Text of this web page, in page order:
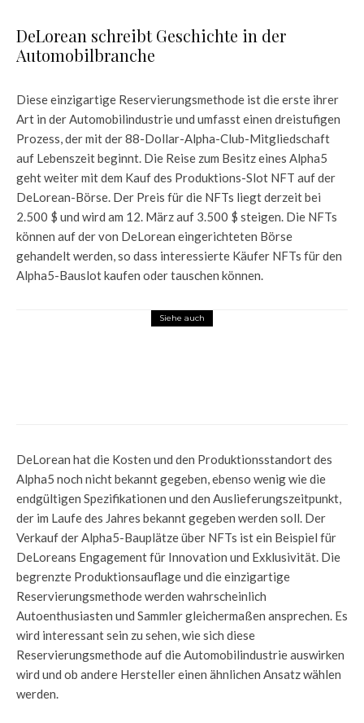
DeLorean schreibt Geschichte in der
Automobilbranche
Diese einzigartige Reservierungsmethode ist die erste ihrer
Art in der Automobilindustrie und umfasst einen dreistufigen
Prozess, der mit der 88-Dollar-Alpha-Club-Mitgliedschaft
auf Lebenszeit beginnt. Die Reise zum Besitz eines Alpha5
geht weiter mit dem Kauf des Produktions-Slot NFT auf der
DeLorean-Börse. Der Preis für die NFTs liegt derzeit bei
2.500 $ und wird am 12. März auf 3.500 $ steigen. Die NFTs
können auf der von DeLorean eingerichteten Börse
gehandelt werden, so dass interessierte Käufer NFTs für den
Alpha5-Bauslot kaufen oder tauschen können.
Siehe auch
DeLorean hat die Kosten und den Produktionsstandort des
Alpha5 noch nicht bekannt gegeben, ebenso wenig wie die
endgültigen Spezifikationen und den Auslieferungszeitpunkt,
der im Laufe des Jahres bekannt gegeben werden soll. Der
Verkauf der Alpha5-Bauplätze über NFTs ist ein Beispiel für
DeLoreans Engagement für Innovation und Exklusivität. Die
begrenzte Produktionsauflage und die einzigartige
Reservierungsmethode werden wahrscheinlich
Autoenthusiasten und Sammler gleichermaßen ansprechen. Es
wird interessant sein zu sehen, wie sich diese
Reservierungsmethode auf die Automobilindustrie auswirken
wird und ob andere Hersteller einen ähnlichen Ansatz wählen
werden.